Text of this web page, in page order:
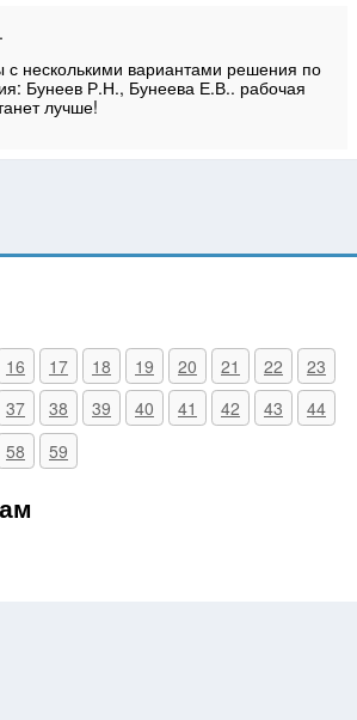
несколькими вариантами решения по
Бунеев Р.Н., Бунеева Е.В.. рабочая
лучше!
16 17 18 19 20 21 22
23
37 38 39 40 41 42 43
44
58 59